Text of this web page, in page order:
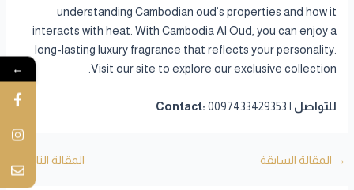
understanding Cambodian oud’s properties and how it
interacts with heat. With Cambodia Al Oud, you can enjoy a
long-lasting luxury fragrance that reflects your personality.
Visit our site to explore our exclusive collection.
للتواصل | Contact: 0097433429353
→ المقالة السابقة المقالة التالية
←